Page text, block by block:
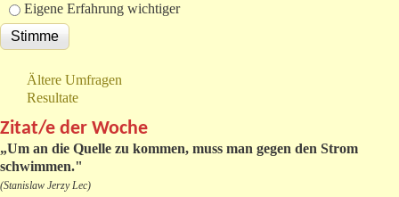
Eigene Erfahrung wichtiger
Ältere Umfragen
Resultate
Zitat/e der Woche
„Um an die Quelle zu kommen, muss man gegen den Strom
schwimmen."
(Stanislaw Jerzy Lec)